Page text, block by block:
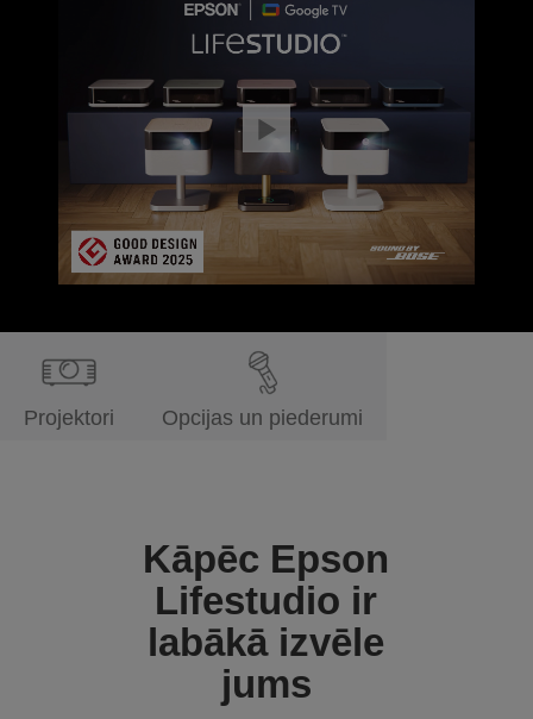
Projektori Opcijas un piederumi
Kāpēc Epson
Lifestudio ir
labākā izvēle
jums